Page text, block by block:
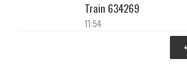
Train 634269
11:54